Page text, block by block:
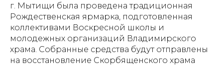
г. Мытищи была проведена традиционная
Рождественская ярмарка, подготовленная
коллективами Воскресной школы и
молодежных организаций Владимирского
храма. Собранные средства будут отправлены
на восстановление Скорбященского храма